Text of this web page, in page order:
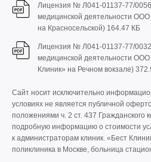
Лицензия № Л041-01137-77/
медицинской деятельности ООО
на Красносельской) 164.47 КБ
Лицензия № Л041-01137-77/
медицинской деятельности
Клиник» на Речном вокзале)
Сайт носит исключительно
условиях не является публичной
положениями ч. 2 ст. 437 Гражданского
подробную информацию о стоимости
к администраторам клиник. «Бест
поликлиника в Москве, больница